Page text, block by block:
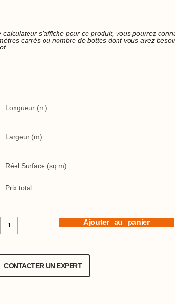
calculateur s’affiche pour ce produit, vous pourrez
carrés ou nombre de bottes dont vous avez
Longueur (m)
Largeur (m)
Réel Surface (sq m)
Prix total
Ajouter au panier
CONTACTER UN EXPERT